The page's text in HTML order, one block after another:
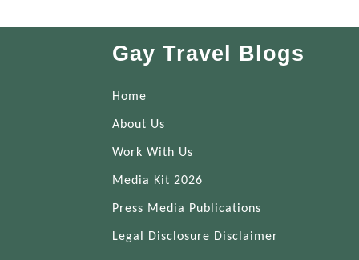
Gay Travel Blogs
Home
About Us
Work With Us
Media Kit 2026
Press Media Publications
Legal Disclosure Disclaimer